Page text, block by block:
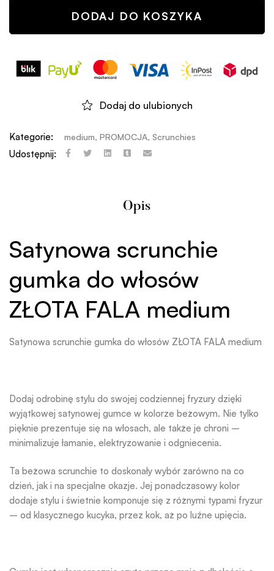
DODAJ DO KOSZYKA
Dodaj do ulubionych
Kategorie: medium, PROMOCJA, Scrunchies
Udostępnij:
Opis
Satynowa scrunchie
gumka do włosów
ZŁOTA FALA medium
Satynowa scrunchie gumka do włosów ZŁOTA FALA medium
Dodaj odrobinę stylu do swojej codziennej fryzury dzięki
wyjątkowej satynowej gumce w kolorze beżowym. Nie tylko
pięknie prezentuje się na włosach, ale także je chroni –
minimalizuje łamanie, elektryzowanie i odgniecenia.
Ta beżowa scrunchie to doskonały wybór zarówno na co
dzień, jak i na specjalne okazje. Jej ponadczasowy kolor
dodaje stylu i świetnie komponuje się z różnymi typami fryzur
– od klasycznego kucyka, przez kok, aż po luźne upięcia.